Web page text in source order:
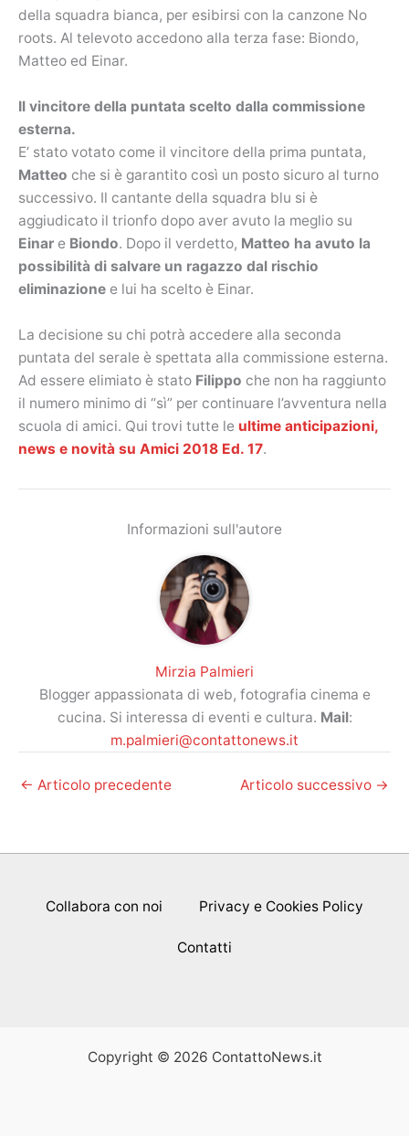
della squadra bianca, per esibirsi con la canzone No
roots. Al televoto accedono alla terza fase: Biondo,
Matteo ed Einar.
Il vincitore della puntata scelto dalla commissione
esterna.
E’ stato votato come il vincitore della prima puntata,
Matteo che si è garantito così un posto sicuro al turno
successivo. Il cantante della squadra blu si è
aggiudicato il trionfo dopo aver avuto la meglio su
Einar e Biondo. Dopo il verdetto, Matteo ha avuto la
possibilità di salvare un ragazzo dal rischio
eliminazione e lui ha scelto è Einar.
La decisione su chi potrà accedere alla seconda
puntata del serale è spettata alla commissione esterna.
Ad essere elimiato è stato Filippo che non ha raggiunto
il numero minimo di “sì” per continuare l’avventura nella
scuola di amici. Qui trovi tutte le ultime anticipazioni,
news e novità su Amici 2018 Ed. 17.
Informazioni sull'autore
Mirzia Palmieri
Blogger appassionata di web, fotografia cinema e
cucina. Si interessa di eventi e cultura. Mail:
m.palmieri@contattonews.it
← Articolo precedente Articolo successivo →
Collabora con noi Privacy e Cookies Policy
Contatti
Copyright © 2026 ContattoNews.it